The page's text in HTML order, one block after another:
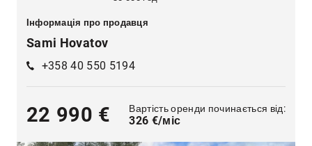
Інформація про продавця
Sami Hovatov
+358 40 550 5194
22 990 € Вартість оренди починається від:
326 €/міс